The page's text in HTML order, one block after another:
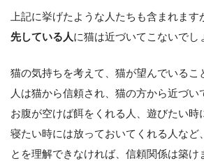
上記に挙げたような人たちも含まれます
先している人に猫は近づいてこないでし
猫の気持ちを考えて、猫が望んでいるこ
人は猫から信頼され、猫の方から近づい
お腹が空けば餌をくれる人、遊びたい時
寝たい時には放っておいてくれる人など
とを理解できなければ、信頼関係は築け